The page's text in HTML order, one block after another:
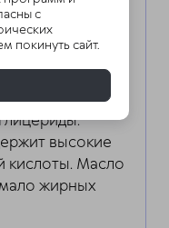
мощного
жира,
высокие
кислоты. Масло
жирных
с
покинуть сайт.